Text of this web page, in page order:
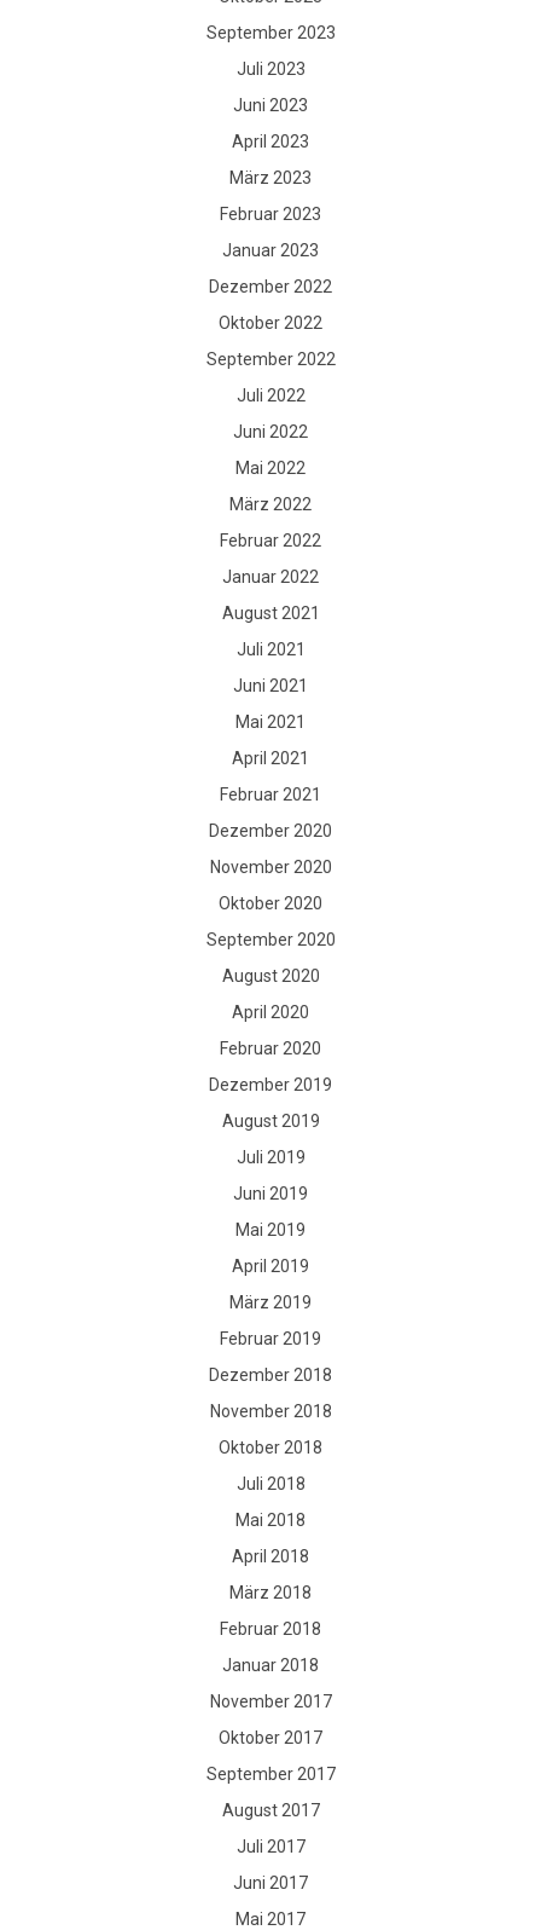
September 2023
Juli 2023
Juni 2023
April 2023
März 2023
Februar 2023
Januar 2023
Dezember 2022
Oktober 2022
September 2022
Juli 2022
Juni 2022
Mai 2022
März 2022
Februar 2022
Januar 2022
August 2021
Juli 2021
Juni 2021
Mai 2021
April 2021
Februar 2021
Dezember 2020
November 2020
Oktober 2020
September 2020
August 2020
April 2020
Februar 2020
Dezember 2019
August 2019
Juli 2019
Juni 2019
Mai 2019
April 2019
März 2019
Februar 2019
Dezember 2018
November 2018
Oktober 2018
Juli 2018
Mai 2018
April 2018
März 2018
Februar 2018
Januar 2018
November 2017
Oktober 2017
September 2017
August 2017
Juli 2017
Juni 2017
Mai 2017